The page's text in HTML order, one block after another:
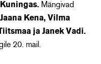
Mängivad
Kena, Vilma
ja Janek Vadi.
20. mail.